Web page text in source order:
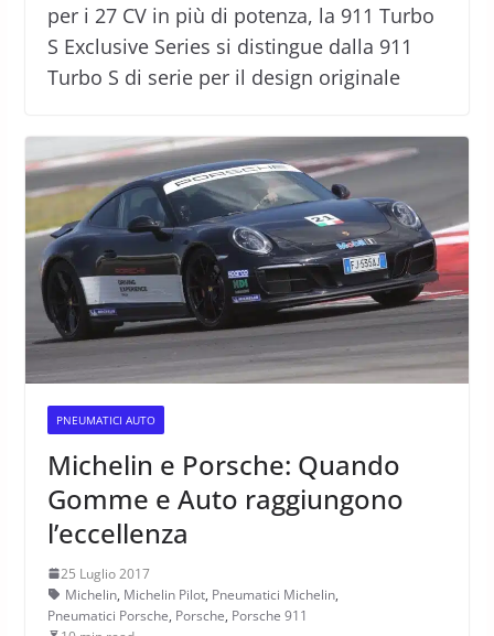
per i 27 CV in più di potenza, la 911 Turbo
S Exclusive Series si distingue dalla 911
Turbo S di serie per il design originale
PNEUMATICI AUTO
Michelin e Porsche: Quando
Gomme e Auto raggiungono
l’eccellenza
25 Luglio 2017
Michelin, Michelin Pilot, Pneumatici Michelin,
Pneumatici Porsche, Porsche, Porsche 911